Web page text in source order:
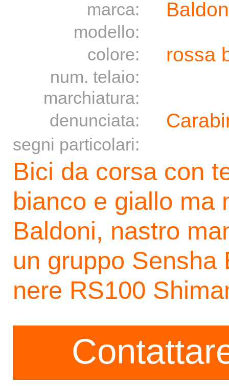
marca:
modello:
colore:
rossa
num. telaio:
marchiatura:
denunciata:
segni particolari:
Bici da corsa con
bianco e giallo ma
Baldoni, nastro
un gruppo Sensha
nere RS100